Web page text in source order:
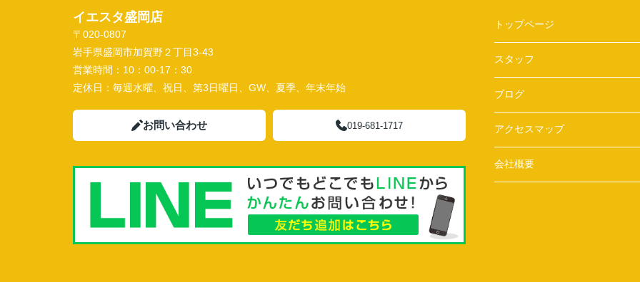
イエスタ盛岡店
〒020-0807
岩手県盛岡市加賀野２丁目3-43
営業時間： 10：00-17：30
定休日： 毎週水曜、祝日、第3日曜日、GW、夏季、年末年始
お問い合わせ 019-681-1717
トップページ
スタッフ
ブログ
アクセスマップ
会社概要